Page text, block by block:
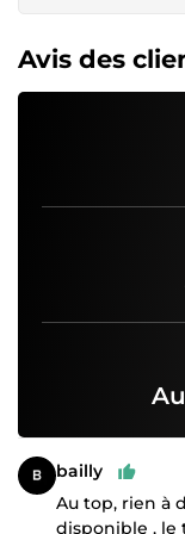
Avis des
bailly
Au top, rien à
disponible , le